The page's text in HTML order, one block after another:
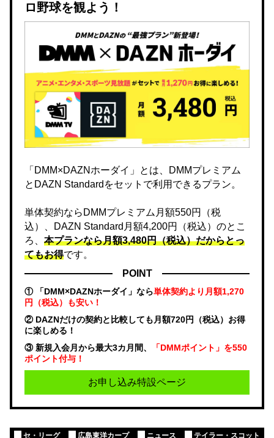
ロ野球を観よう！
「DMM×DAZNホーダイ」とは、DMMプレミアム
とDAZN Standardをセットで利用できるプラン。
単体契約ならDMMプレミアム月額550円（税
込）、DAZN Standard月額4,200円（税込）のとこ
ろ、 本プランなら月額3,480円（税込）だからとっ
てもお得です。
POINT
① 「DMM×DAZNホーダイ」なら単体契約より月額1,270
円（税込）も安い！
② DAZNだけの契約と比較しても月額720円（税込）お得
に楽しめる！
③ 新規入会月から最大3カ月間、
「DMMポイント」を550
ポイント付与！
お申し込み特設ページ
セ・リーグ 広島東洋カープ ニュース テイラー・スコット